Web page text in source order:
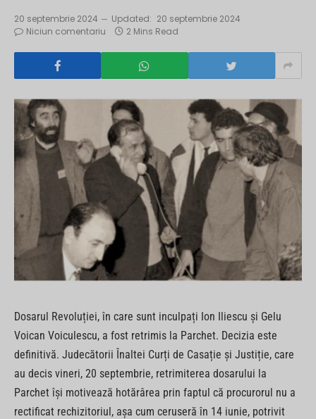
20 septembrie 2024 Updated: 20 septembrie 2024
Niciun comentariu
2 Mins Read
Dosarul Revoluției, în care sunt inculpați Ion Iliescu și Gelu
Voican Voiculescu, a fost retrimis la Parchet. Decizia este
definitivă. Judecătorii Înaltei Curți de Casație și Justiție, care
au decis vineri, 20 septembrie, retrimiterea dosarului la
Parchet își motivează hotărârea prin faptul că procurorul nu a
rectificat rechizitoriul, așa cum ceruseră în 14 iunie, potrivit